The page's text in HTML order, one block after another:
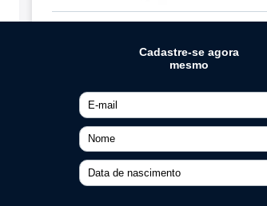
Terminal de autoatendimento
Quero